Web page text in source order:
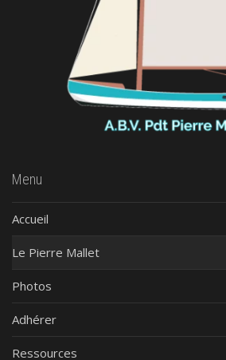
Menu
Accueil
Le Pierre Mallet
Photos
Adhérer
Ressources